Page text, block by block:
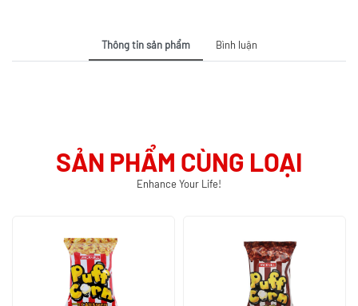
Thông tin sản phẩm Bình luận
SẢN PHẨM CÙNG LOẠI
Enhance Your Life!